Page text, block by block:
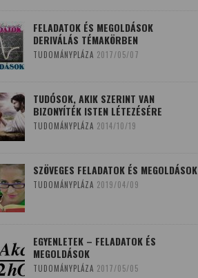
FELADATOK ÉS MEGOLDÁSOK
DERIVÁLÁS TÉMAKÖRBEN
TUDOMÁNYPLÁZA 2017/05/07
TUDÓSOK, AKIK SZERINT VAN
BIZONYÍTÉK ISTEN LÉTEZÉSÉRE
TUDOMÁNYPLÁZA 2014/10/19
SZÖVEGES FELADATOK ÉS MEGOLDÁSOK
TUDOMÁNYPLÁZA 2019/04/09
EGYENLETEK – FELADATOK ÉS
MEGOLDÁSOK
TUDOMÁNYPLÁZA 2017/05/05